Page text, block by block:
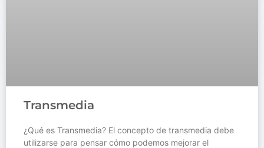
Transmedia
¿Qué es Transmedia? El concepto de transmedia debe
utilizarse para pensar cómo podemos mejorar el